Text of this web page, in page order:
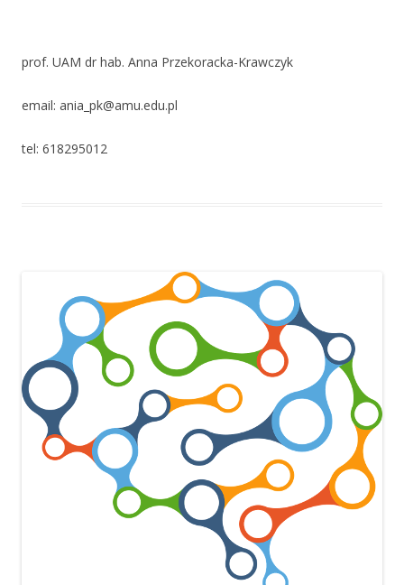
prof. UAM dr hab. Anna Przekoracka-Krawczyk
email: ania_pk@amu.edu.pl
tel: 618295012